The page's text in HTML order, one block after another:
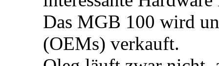
Das MGB 100 wird
(OEMs) verkauft.